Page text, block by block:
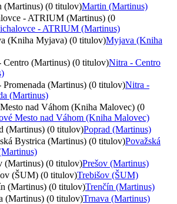
(Martinus) (0 titulov)Martin (Martinus)
- ATRIUM (Martinus) (0
- ATRIUM (Martinus)
(Kniha Myjava) (0 titulov)Myjava (Kniha
Centro (Martinus) (0 titulov)Nitra - Centro
Promenada (Martinus) (0 titulov)Nitra -
(Martinus)
nad Váhom (Kniha Malovec) (0
Mesto nad Váhom (Kniha Malovec)
(Martinus) (0 titulov)Poprad (Martinus)
Bystrica (Martinus) (0 titulov)Považská
(Martinus) (0 titulov)Prešov (Martinus)
(ŠUM) (0 titulov)Trebišov (ŠUM)
(Martinus) (0 titulov)Trenčín (Martinus)
(Martinus) (0 titulov)Trnava (Martinus)